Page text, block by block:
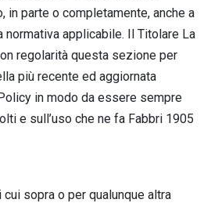
in parte o completamente, anche a
normativa applicabile. Il Titolare La
regolarità questa sezione per
più recente ed aggiornata
in modo da essere sempre
e sull’uso che ne fa Fabbri 1905
sopra o per qualunque altra